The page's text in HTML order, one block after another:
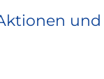
und